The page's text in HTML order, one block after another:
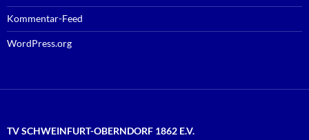
Kommentar-Feed
WordPress.org
TV SCHWEINFURT-OBERNDORF 1862 E.V.